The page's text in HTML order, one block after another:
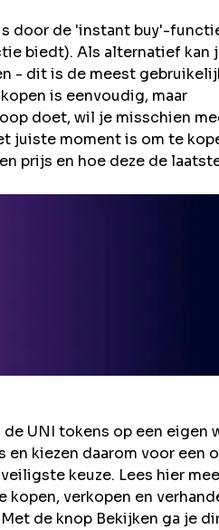
door de 'instant buy'-
biedt). Als alternatief kan
- dit is de meest
is eenvoudig, maar
doet, wil je misschien
juiste moment is om te
prijs en hoe deze de
UNI tokens op een eigen
kiezen daarom voor een
keuze. Lees hier
kopen, verkopen en
de knop Bekijken ga je